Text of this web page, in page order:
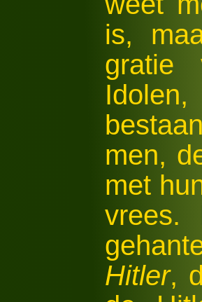
is,
gratie
men,
met
Hitler,